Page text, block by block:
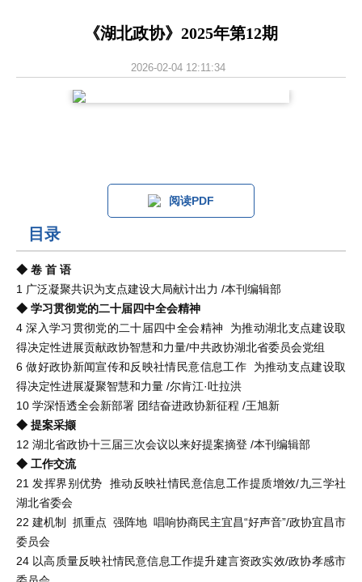
《湖北政协》2025年第12期
2026-02-04 12:11:34
阅读PDF
目录
◆ 卷 首 语
1 广泛凝聚共识为支点建设大局献计出力 /本刊编辑部
◆ 学习贯彻党的二十届四中全会精神
4 深入学习贯彻党的二十届四中全会精神 为推动湖北支点建设取
得决定性进展贡献政协智慧和力量/中共政协湖北省委员会党组
6 做好政协新闻宣传和反映社情民意信息工作 为推动支点建设取
得决定性进展凝聚智慧和力量 /尔肯江·吐拉洪
10 学深悟透全会新部署 团结奋进政协新征程 /王旭新
◆ 提案采撷
12 湖北省政协十三届三次会议以来好提案摘登 /本刊编辑部
◆ 工作交流
21 发挥界别优势 推动反映社情民意信息工作提质增效/九三学社
湖北省委会
22 建机制 抓重点 强阵地 唱响协商民主宜昌“好声音”/政协宜昌市
委员会
24 以高质量反映社情民意信息工作提升建言资政实效/政协孝感市